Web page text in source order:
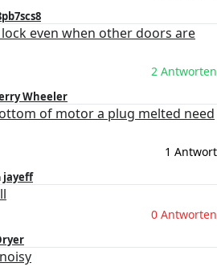
even when other doors are
2 Antworten
Wheeler
of motor a plug melted need
1 Antwort
jayeff
0 Antworten